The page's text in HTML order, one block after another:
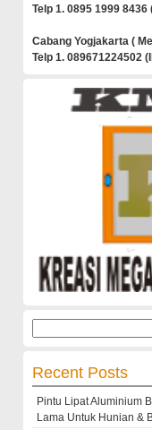
Telp 1. 0895 1999
Cabang Yogjakarta (
Telp 1. 089671224502
for:
Recent Posts
Pintu Lipat Aluminium
Lama Untuk Hunian &